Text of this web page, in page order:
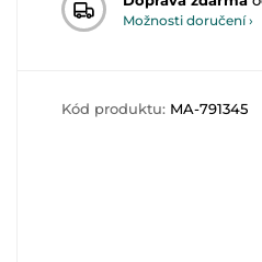
Možnosti doručení ›
Kód produktu: MA-791345